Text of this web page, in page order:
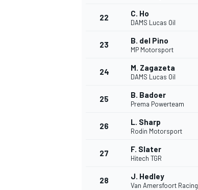
22 C. Ho
DAMS Lucas Oil
23 B. del Pino
MP Motorsport
24 M. Zagazeta
DAMS Lucas Oil
25 B. Badoer
Prema Powerteam
26 L. Sharp
Rodin Motorsport
27 F. Slater
Hitech TGR
28 J. Hedley
Van Amersfoort Racing